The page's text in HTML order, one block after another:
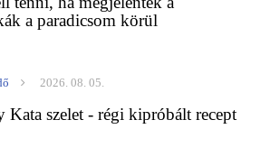
a paradicsom körül
2026. 08. 05.
Kata szelet - régi kipróbált recept